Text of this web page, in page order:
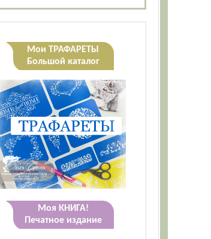
Мои ТРАФАРЕТЫ
Большой каталог
Моя КНИГА!
Печатное издание